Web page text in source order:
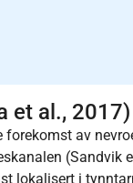
et al., 2017)
av
(Sandvik
lokalisert i